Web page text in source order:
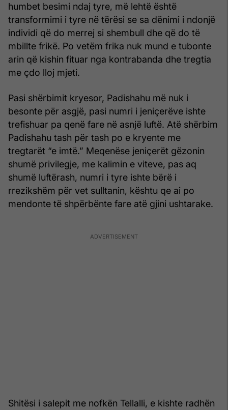
humbet besimi ndaj tyre, më lehtë është
transformimi i tyre në tërësi se sa dënimi i ndonjë
individi që do merrej si shembull dhe që do të
mbillte frikë. Po vetëm frika nuk mund e tubonte
arin që kishin fituar nga kontrabanda dhe tregtia
me çdo lloj mjeti.
Pasi shërbimit kryesor, Padishahu më nuk i
besonte për asgjë, pasi numri i jeniçerëve ishte
trefishuar pa qenë fare në asnjë luftë. Atë shërbim
Padishahu tash për tash po e kryente me
tregtarët “e imtë.” Meqenëse jeniçerët gëzonin
shumë privilegje, me kalimin e viteve, pas aq
shumë luftërash, numri i tyre ishte bërë i
rrezikshëm për vet sulltanin, kështu qe ai po
mendonte të shpërbënte fare atë gjini ushtarake.
Shitësi i salepit me nofkën Tellalli, e kishte radhën